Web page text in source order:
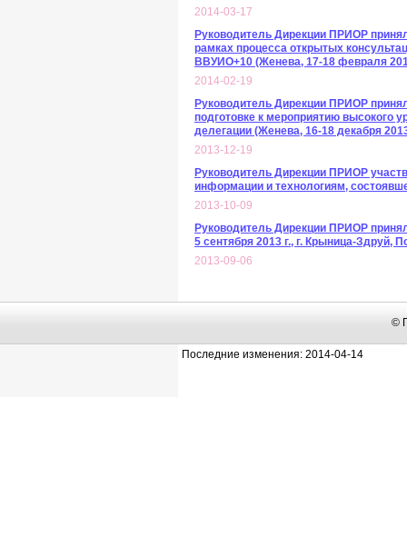
2014-03-17
Руководитель Дирекции ПРИОР
рамках процесса открытых
ВВУИО+10 (Женева, 17-18 февраля
2014-02-19
Руководитель Дирекции ПРИОР
подготовке к мероприятию высокого
делегации (Женева, 16-18 декабря
2013-12-19
Руководитель Дирекции ПРИОР
информации и технологиям,
2013-10-09
Руководитель Дирекции ПРИОР
5 сентября 2013 г., г. Крыница-Здруй,
2013-09-06
©
Последние изменения: 2014-04-14